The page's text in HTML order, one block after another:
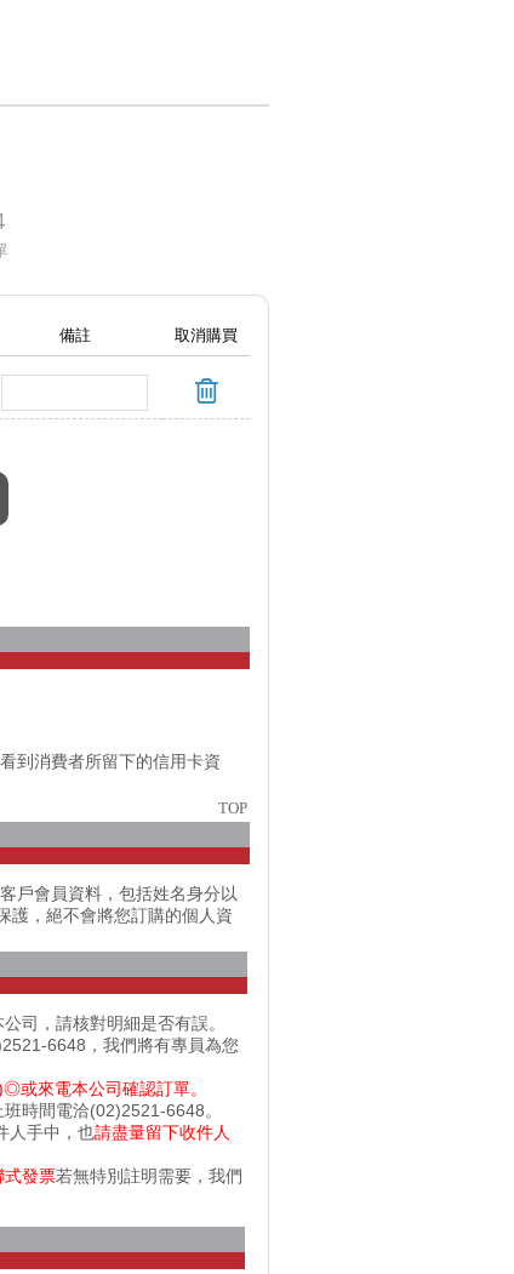
備註 取消購買
到消費者所留下的信用卡資
TOP
戶會員資料，包括姓名身分以
護，絕不會將您訂購的個人資
司，請核對明細是否有誤。
6648，我們將有專員為您
或來電本公司確認訂單。
時間電洽(02)2521-6648。
人手中，也請盡量留下收件人
式發票若無特別註明需要，我們